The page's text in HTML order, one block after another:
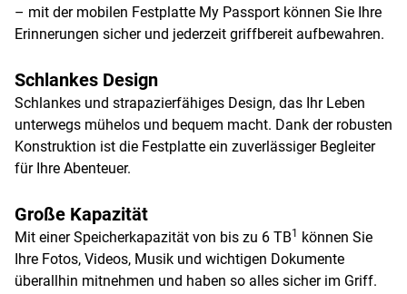
– mit der mobilen Festplatte My Passport können Sie Ihre
Erinnerungen sicher und jederzeit griffbereit aufbewahren.
Schlankes Design
Schlankes und strapazierfähiges Design, das Ihr Leben
unterwegs mühelos und bequem macht. Dank der robusten
Konstruktion ist die Festplatte ein zuverlässiger Begleiter
für Ihre Abenteuer.
Große Kapazität
Mit einer Speicherkapazität von bis zu 6 TB1
können Sie
Ihre Fotos, Videos, Musik und wichtigen Dokumente
überallhin mitnehmen und haben so alles sicher im Griff.